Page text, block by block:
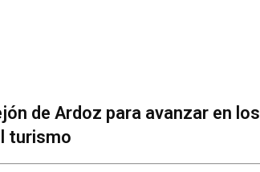
de Ardoz para avanzar en los
turismo